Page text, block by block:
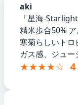
aki
「星海-
精米歩合50%
寒菊らしいト
ガス感、ジュー
★★★★☆ 4